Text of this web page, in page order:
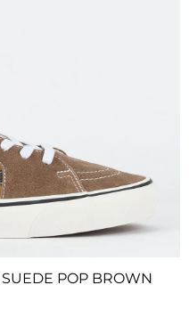
POP BROWN